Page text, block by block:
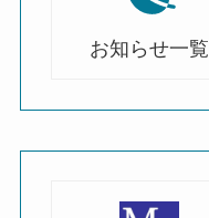
お知らせ一覧